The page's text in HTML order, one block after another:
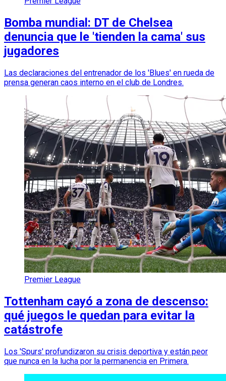
Bomba mundial: DT de Chelsea
denuncia que le 'tienden la cama' sus
jugadores
Las declaraciones del entrenador de los 'Blues' en rueda de
prensa generan caos interno en el club de Londres.
Premier League
Tottenham cayó a zona de descenso:
qué juegos le quedan para evitar la
catástrofe
Los 'Spurs' profundizaron su crisis deportiva y están peor
que nunca en la lucha por la permanencia en Primera.